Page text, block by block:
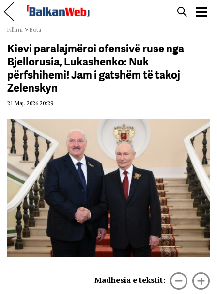
Fillimi > Bota
Kievi paralajmëroi ofensivë ruse nga
Bjellorusia, Lukashenko: Nuk
përfshihemi! Jam i gatshëm të takoj
Zelenskyn
21 Maj, 2026 20:29
Madhësia e tekstit: